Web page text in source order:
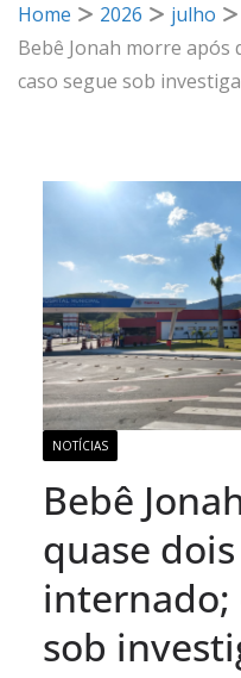
Home
2026 julho
Bebê Jonah morre após
caso segue sob
NOTÍCIAS
Bebê
quase
internado;
sob